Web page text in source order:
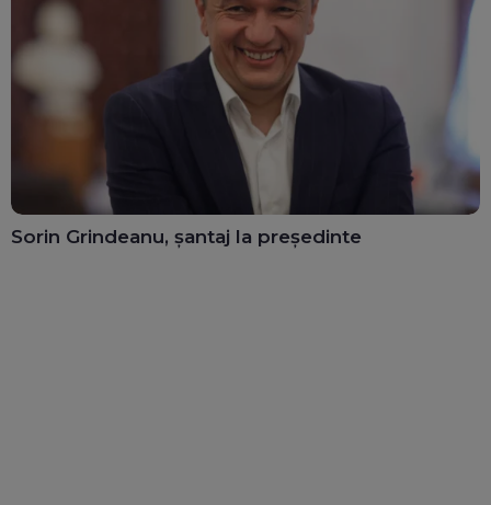
Sorin Grindeanu, șantaj la președinte